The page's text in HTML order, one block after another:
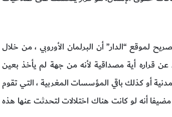
لموقع “الدار” أن البرلمان الأوروبي ، من خلال
قراره أية مصداقية لأنه من جهة لم يأخذ بعين
أو كذلك باقي المؤسسات المغربية ، التي تقوم
أنه لو كانت هناك اختلالات لتحدثت عنها هذه